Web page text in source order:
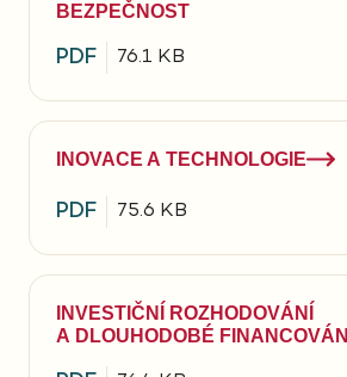
BEZPEČNOST
PDF 76.1 KB
INOVACE A TECHNOLOGIE
PDF 75.6 KB
INVESTIČNÍ ROZHODOVÁNÍ
A DLOUHODOBÉ FINANCOVÁNÍ